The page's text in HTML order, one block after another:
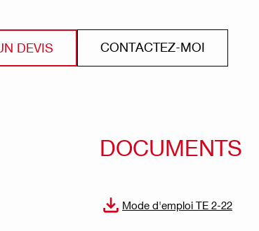
DEVIS CONTACTEZ-MOI
DOCUMENTS
Mode d'emploi TE 2-22